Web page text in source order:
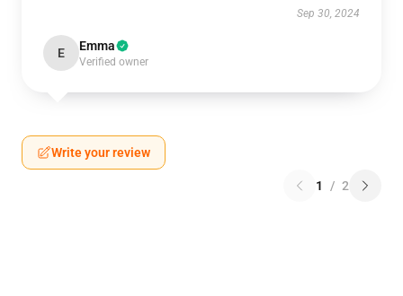
Sep 30, 2024
E Emma
Verified owner
Write your review
1 / 2